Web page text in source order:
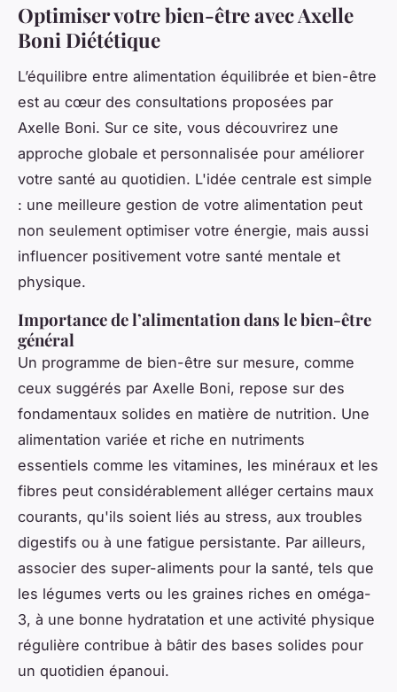
Optimiser votre bien-être avec Axelle
Boni Diététique
L’équilibre entre alimentation équilibrée et bien-être
est au cœur des consultations proposées par
Axelle Boni. Sur ce site, vous découvrirez une
approche globale et personnalisée pour améliorer
votre santé au quotidien. L'idée centrale est simple
: une meilleure gestion de votre alimentation peut
non seulement optimiser votre énergie, mais aussi
influencer positivement votre santé mentale et
physique.
Importance de l’alimentation dans le bien-être
général
Un programme de bien-être sur mesure, comme
ceux suggérés par Axelle Boni, repose sur des
fondamentaux solides en matière de nutrition. Une
alimentation variée et riche en nutriments
essentiels comme les vitamines, les minéraux et les
fibres peut considérablement alléger certains maux
courants, qu'ils soient liés au stress, aux troubles
digestifs ou à une fatigue persistante. Par ailleurs,
associer des super-aliments pour la santé, tels que
les légumes verts ou les graines riches en oméga-
3, à une bonne hydratation et une activité physique
régulière contribue à bâtir des bases solides pour
un quotidien épanoui.